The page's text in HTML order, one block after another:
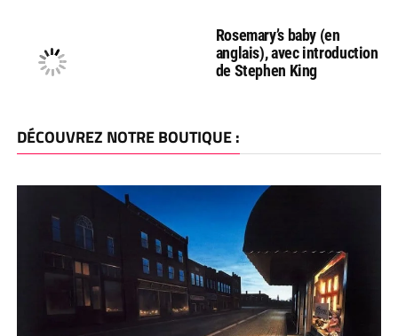
Rosemary’s baby (en
anglais), avec introduction
de Stephen King
DÉCOUVREZ NOTRE BOUTIQUE :